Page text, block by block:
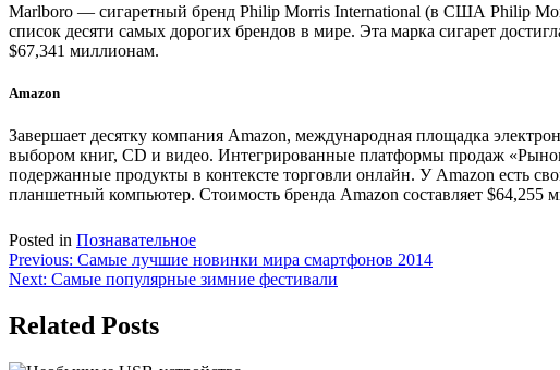
Marlboro — сигаретный бренд Philip Morris International (в США Philip
список десяти самых дорогих брендов в мире. Эта марка сигарет
$67,341 миллионам.
Amazon
Завершает десятку компания Amazon, международная площадка
выбором книг, CD и видео. Интегрированные платформы продаж
подержанные продукты в контексте торговли онлайн. У Amazon есть
планшетный компьютер. Стоимость бренда Amazon составляет $64,255
Posted in Познавательное
Навигация
по
записям
Previous: Самые лучшие новинки мира смартфонов 2014
Next: Самые популярные зимние фестивали
Related Posts